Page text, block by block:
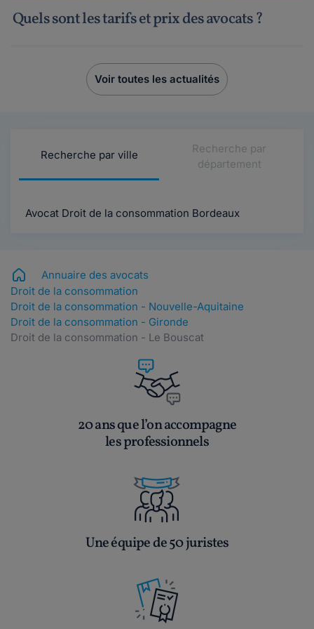
Quels sont les tarifs et prix des avocats ?
Voir toutes les actualités
Recherche par ville
Recherche par
département
Avocat Droit de la consommation Bordeaux
Annuaire des avocats
Droit de la consommation
Droit de la consommation - Nouvelle-Aquitaine
Droit de la consommation - Gironde
Droit de la consommation - Le Bouscat
20 ans que l’on accompagne
les professionnels
Une équipe de 50 juristes